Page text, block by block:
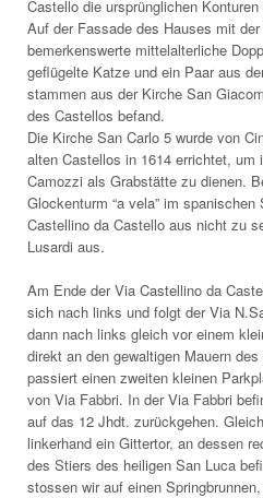
Castello die ursprünglichen
Auf der Fassade des Hauses mit
bemerkenswerte mittelalterliche
geflügelte Katze und ein Paar aus
stammen aus der Kirche San
des Castellos befand.
Die Kirche San Carlo 5 wurde von
alten Castellos in 1614 errichtet, um
Camozzi als Grabstätte zu dienen.
Glockenturm “a vela” im
Castellino da Castello aus nicht zu
Lusardi aus.
Am Ende der Via Castellino da
sich nach links und folgt der Via
dann nach links gleich vor einem
direkt an den gewaltigen Mauern
passiert einen zweiten kleinen
von Via Fabbri. In der Via Fabbri
auf das 12 Jhdt. zurückgehen.
linkerhand ein Gittertor, an dessen
des Stiers des heiligen San Luca
stossen wir auf einen